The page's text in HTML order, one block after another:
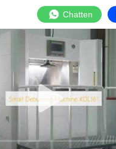
Chatten